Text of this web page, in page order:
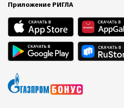
Приложение РИГЛА